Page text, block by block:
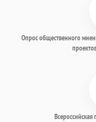
Опрос общественного